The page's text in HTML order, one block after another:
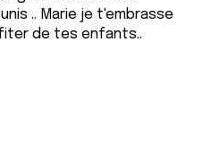
.. Marie je t'embrasse
de tes enfants..